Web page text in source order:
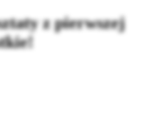
z pierwszej